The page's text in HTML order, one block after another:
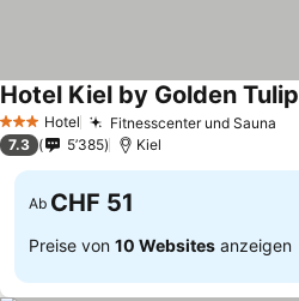
3 SterneHotel Fitnesscenter und Sauna
Hotel Kiel by Golden Tulip
7.3 5’385 Kiel
Ab CHF 51
Preise von 10 Websites anzeigen